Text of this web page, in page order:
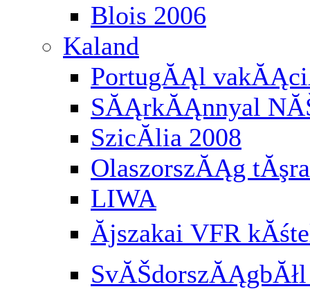
Blois 2006
Kaland
PortugĂĄl
SĂĄrkĂĄnnyal
SzicĂ­lia 2008
OlaszorszĂĄg
LIWA
Ăjszakai VFR